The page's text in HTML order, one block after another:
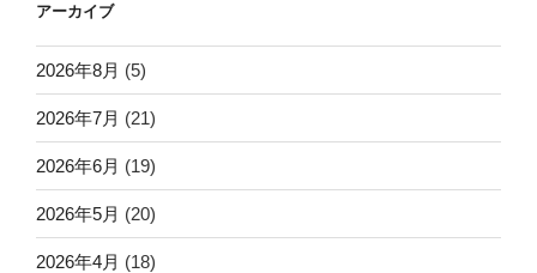
アーカイブ
2026年8月 (5)
2026年7月 (21)
2026年6月 (19)
2026年5月 (20)
2026年4月 (18)